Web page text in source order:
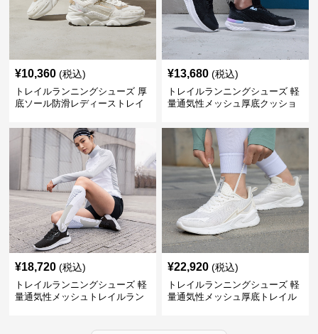
¥10,360 (税込)
トレイルランニングシューズ 厚
底ソール防滑レディーストレイ
¥13,680 (税込)
トレイルランニングシューズ 軽
量通気性メッシュ厚底クッショ
¥18,720 (税込)
トレイルランニングシューズ 軽
量通気性メッシュトレイルラン
¥22,920 (税込)
トレイルランニングシューズ 軽
量通気性メッシュ厚底トレイル